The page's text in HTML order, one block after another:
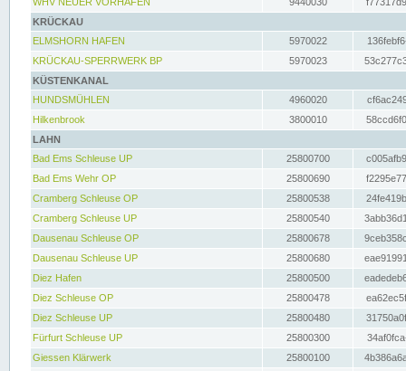
KRÜCKAU
ELMSHORN HAFEN
5970022
KRÜCKAU-SPERRWERK BP
5970023
KÜSTENKANAL
HUNDSMÜHLEN
4960020
Hilkenbrook
3800010
LAHN
Bad Ems Schleuse UP
25800700
Bad Ems Wehr OP
25800690
Cramberg Schleuse OP
25800538
Cramberg Schleuse UP
25800540
Dausenau Schleuse OP
25800678
Dausenau Schleuse UP
25800680
Diez Hafen
25800500
Diez Schleuse OP
25800478
Diez Schleuse UP
25800480
Fürfurt Schleuse UP
25800300
Giessen Klärwerk
25800100